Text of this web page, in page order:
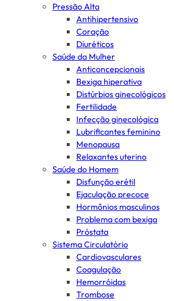
Pressão Alta
Antihipertensivo
Coração
Diuréticos
Saúde da Mulher
Anticoncepcionais
Bexiga hiperativa
Distúrbios ginecológicos
Fertilidade
Infecção ginecológica
Lubrificantes feminino
Menopausa
Relaxantes uterino
Saúde do Homem
Disfunção erétil
Ejaculação precoce
Hormônios masculinos
Problema com bexiga
Próstata
Sistema Circulatório
Cardiovasculares
Coagulação
Hemorróidas
Trombose